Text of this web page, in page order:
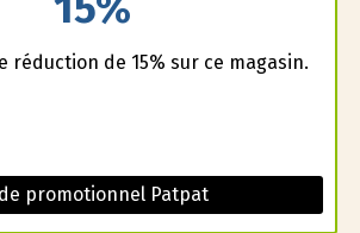
réduction de 15% sur ce magasin.
promotionnel Patpat